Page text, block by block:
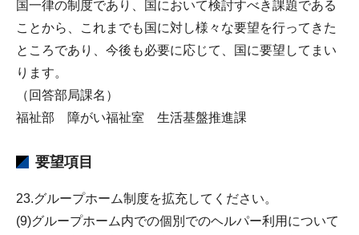
国一律の制度であり、国において検討すべき課題である
ことから、これまでも国に対し様々な要望を行ってきた
ところであり、今後も必要に応じて、国に要望してまい
ります。
（回答部局課名）
福祉部 障がい福祉室 生活基盤推進課
要望項目
23.グループホーム制度を拡充してください。
(9)グループホーム内での個別でのヘルパー利用について